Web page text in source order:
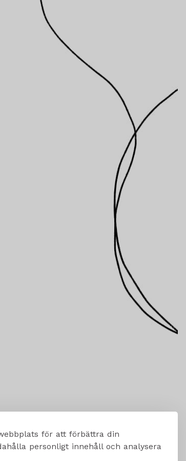
för att förbättra din
personligt innehåll och analysera